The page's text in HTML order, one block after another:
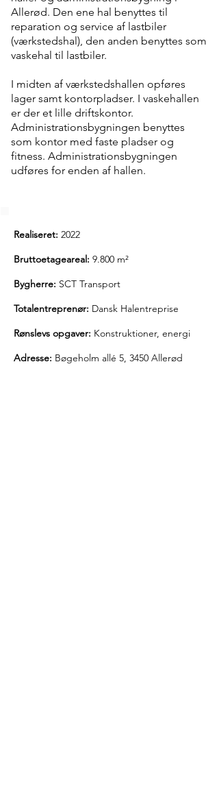
Allerød. Den ene hal benyttes til
reparation og service af lastbiler
(værkstedshal), den anden benyttes som
vaskehal til lastbiler.
I midten af værkstedshallen opføres
lager samt kontorpladser. I vaskehallen
er der et lille driftskontor.
Administrationsbygningen benyttes
som kontor med faste pladser og
fitness. Administrationsbygningen
udføres for enden af hallen.
Realiseret: 2022
Bruttoetageareal: 9.800 m²
Bygherre: SCT Transport
Totalentreprenør: Dansk Halentreprise
Rønslevs opgaver: Konstruktioner, energi
Adresse: Bøgeholm allé 5, 3450 Allerød